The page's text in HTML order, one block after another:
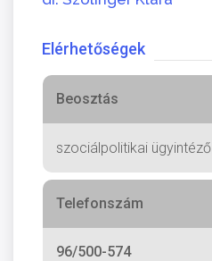
Elérhetőségek
Beosztás
szociálpolitikai ügyintéző
Telefonszám
96/500-574